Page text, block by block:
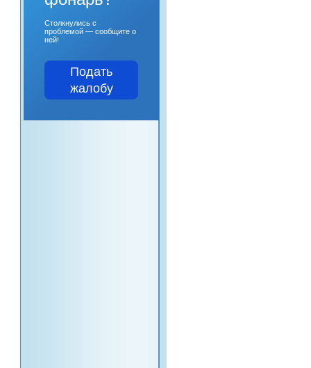
Столкнулись с
проблемой — сообщите о
ней!
Подать
жалобу